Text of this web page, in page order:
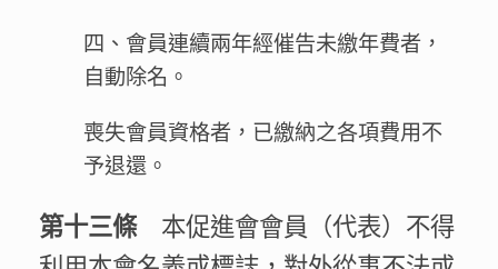
四、會員連續兩年經催告未繳年費者，
自動除名。
喪失會員資格者，已繳納之各項費用不
予退還。
第十三條本促進會會員（代表）不得